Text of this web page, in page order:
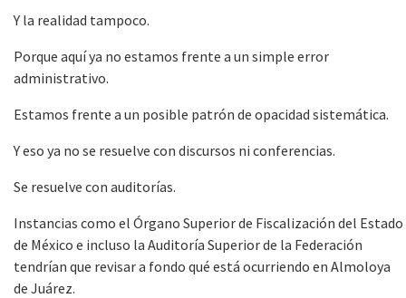
Y la realidad tampoco.
Porque aquí ya no estamos frente a un simple error
administrativo.
Estamos frente a un posible patrón de opacidad sistemática.
Y eso ya no se resuelve con discursos ni conferencias.
Se resuelve con auditorías.
Instancias como el Órgano Superior de Fiscalización del Estado
de México e incluso la Auditoría Superior de la Federación
tendrían que revisar a fondo qué está ocurriendo en Almoloya
de Juárez.